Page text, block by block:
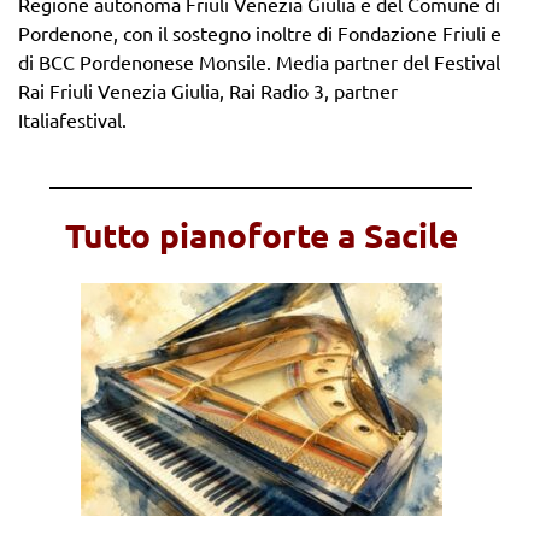
Pordenone, con il sostegno inoltre di Fondazione Friuli e
di BCC Pordenonese Monsile. Media partner del Festival
Rai Friuli Venezia Giulia, Rai Radio 3, partner
Italiafestival.
Tutto pianoforte a Sacile